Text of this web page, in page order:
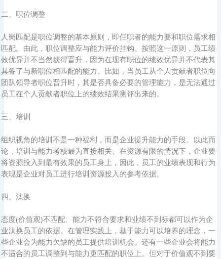
二、职位调整
人岗匹配是职位调整的基本原则，即任职者的能力要和职位需求相
匹配。由此，职位调整应与能力评价挂钩。按照这一原则，员工绩
效优异并不当然获得晋升，因为在现有职位的绩效优异并不代表其
具备了与新职位相匹配的能力。比如，当员工从个人贡献者职位向
团队领导者职位晋升时，其是否具备必要的管理能力，是无法通过
员工在个人贡献者职位上的绩效结果测评出来的。
三、培训
组织视角的培训不是一种福利，而是企业提升能力的手段。以此而
论，培训与能力考核最为直接相关。在资源有限的情况下，企业要
将资源投入到最有效果的员工身上，因此，员工的业绩表现和行为
表现是企业对员工进行培训资源投入的参考依据。
四、汰换
态度(价值观)不匹配、能力不符合要求和业绩不到标都可以作为企
业汰换员工的依据。在管理实践上，基于能力可以培养的理念，一
些企业会为能力欠缺的员工提供培训机会。还有一些企业会将能力
不适合的员工调整到与能力更匹配的职位上。但对于价值观不到要